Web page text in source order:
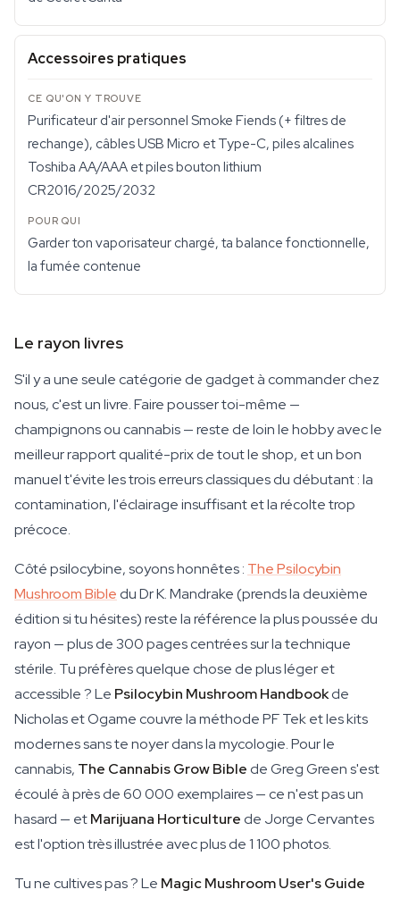
Accessoires pratiques
Purificateur d'air personnel Smoke Fiends (+ filtres de
rechange), câbles USB Micro et Type-C, piles alcalines
Toshiba AA/AAA et piles bouton lithium
CR2016/2025/2032
Garder ton vaporisateur chargé, ta balance fonctionnelle,
la fumée contenue
Le rayon livres
S'il y a une seule catégorie de gadget à commander chez
nous, c'est un livre. Faire pousser toi-même —
champignons ou cannabis — reste de loin le hobby avec le
meilleur rapport qualité-prix de tout le shop, et un bon
manuel t'évite les trois erreurs classiques du débutant : la
contamination, l'éclairage insuffisant et la récolte trop
précoce.
Côté psilocybine, soyons honnêtes : The Psilocybin
Mushroom Bible du Dr K. Mandrake (prends la deuxième
édition si tu hésites) reste la référence la plus poussée du
rayon — plus de 300 pages centrées sur la technique
stérile. Tu préfères quelque chose de plus léger et
accessible ? Le Psilocybin Mushroom Handbookde
Nicholas et Ogame couvre la méthode PF Tek et les kits
modernes sans te noyer dans la mycologie. Pour le
cannabis, The Cannabis Grow Bible de Greg Green s'est
écoulé à près de 60 000 exemplaires — ce n'est pas un
hasard — etMarijuana Horticulture de Jorge Cervantes
est l'option très illustrée avec plus de 1 100 photos.
Tu ne cultives pas ? Le Magic Mushroom User's Guide